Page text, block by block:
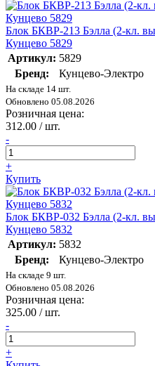
Блок БКВР-213 Бэлла (2-кл.
Кунцево 5829
Артикул: 5829
Бренд:
Кунцево-Электро
На складе 14 шт.
Обновлено 05.08.2026
Розничная цена:
312.00 / шт.
-
+
Купить
Блок БКВР-032 Бэлла (2-кл.
Кунцево 5832
Артикул: 5832
Бренд:
Кунцево-Электро
На складе 9 шт.
Обновлено 05.08.2026
Розничная цена:
325.00 / шт.
-
+